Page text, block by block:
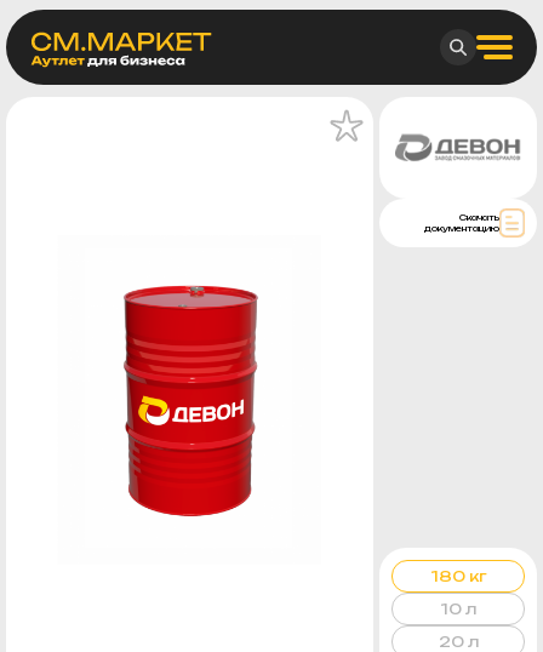
Скачать
документацию
180 кг
10 л
20 л